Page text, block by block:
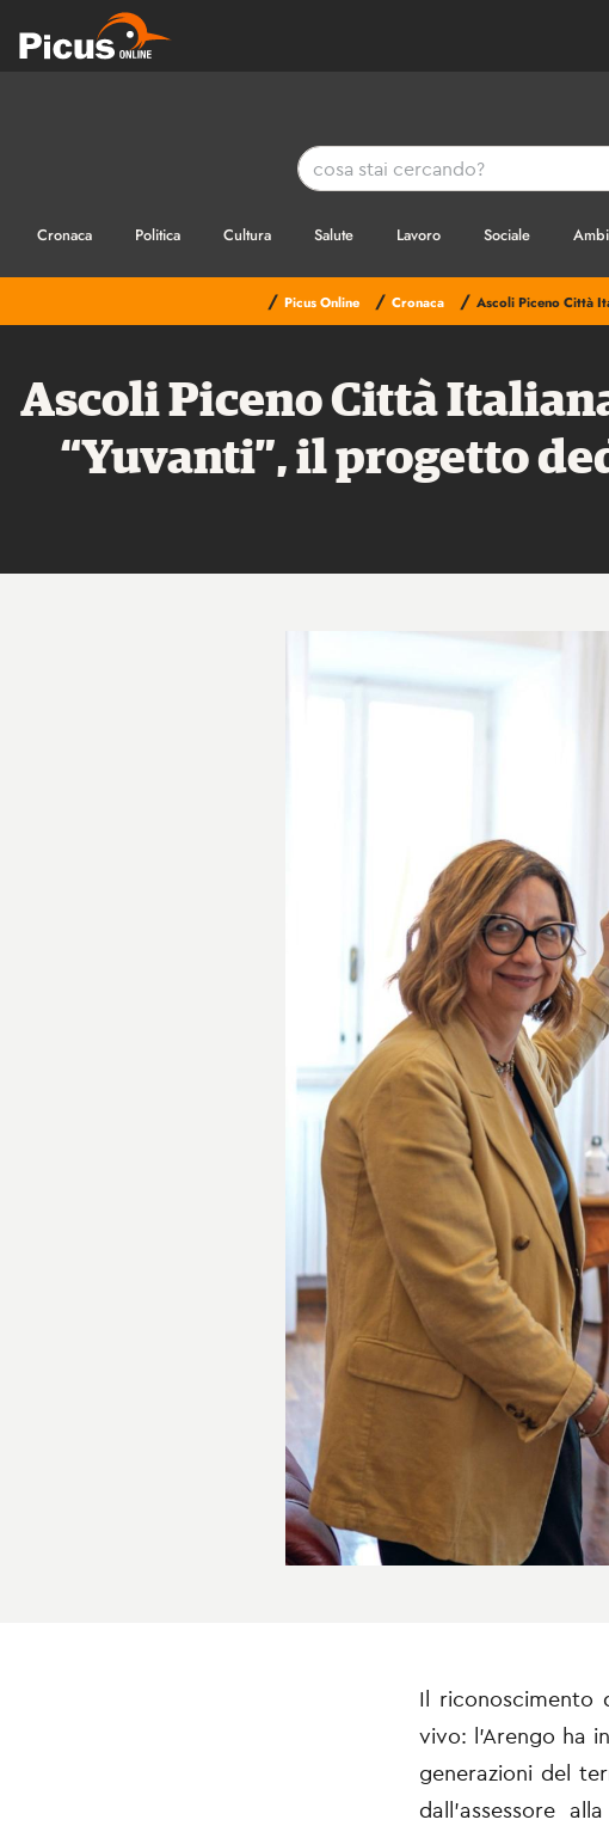
Cronaca Politica Cultura Salute Lavoro Sociale
/ Picus Online / Cronaca / Ascoli Piceno Città
Ascoli Piceno Città
“Yuvanti”, il progetto
Il riconoscimento
vivo: l’Arengo ha
generazioni del
dall'assessore